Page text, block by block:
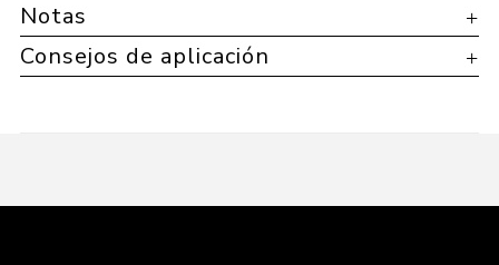
Notas
Consejos de aplicación